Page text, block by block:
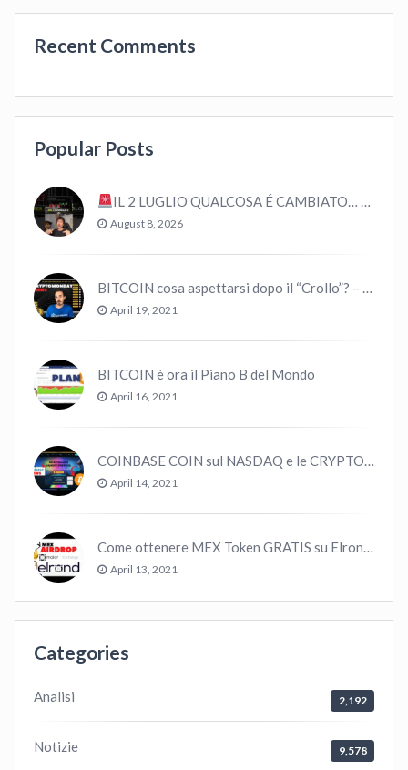
Recent Comments
Popular Posts
IL 2 LUGLIO QUALCOSA É CAMBIATO… #bitcoin #crypto #trading
August 8, 2026
April 19, 2021
BITCOIN è ora il Piano B del Mondo
April 16, 2021
April 14, 2021
April 13, 2021
Categories
Analisi 2,192
Notizie 9,578